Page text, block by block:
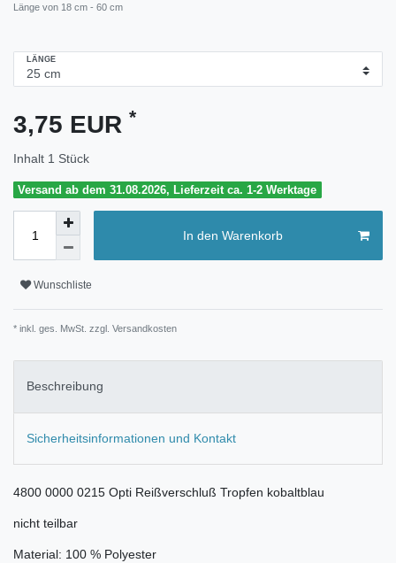
Länge von 18 cm - 60 cm
LÄNGE
3,75 EUR *
Inhalt 1 Stück
Versand ab dem 31.08.2026, Lieferzeit ca. 1-2 Werktage
In den Warenkorb
Wunschliste
* inkl. ges. MwSt. zzgl. Versandkosten
Beschreibung
Sicherheitsinformationen und Kontakt
4800 0000 0215 Opti Reißverschluß Tropfen kobaltblau
nicht teilbar
Material: 100 % Polyester